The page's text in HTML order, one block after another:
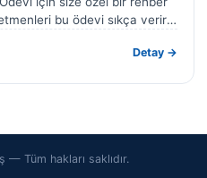
bu ödevi sıkça verir.
Detay →
Tüm hakları saklıdır.